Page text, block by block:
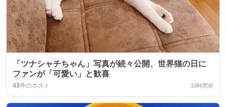
「ツナシャチちゃん」写真が続々公開、世界猫の日に
ファンが「可愛い」と歓喜
43件のポスト 10時間前